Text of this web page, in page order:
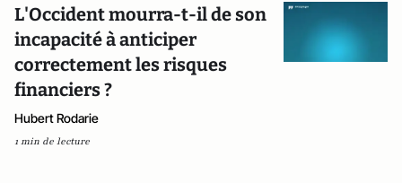
L'Occident mourra-t-il de son
incapacité à anticiper
correctement les risques
financiers ?
Hubert Rodarie
1 min de lecture